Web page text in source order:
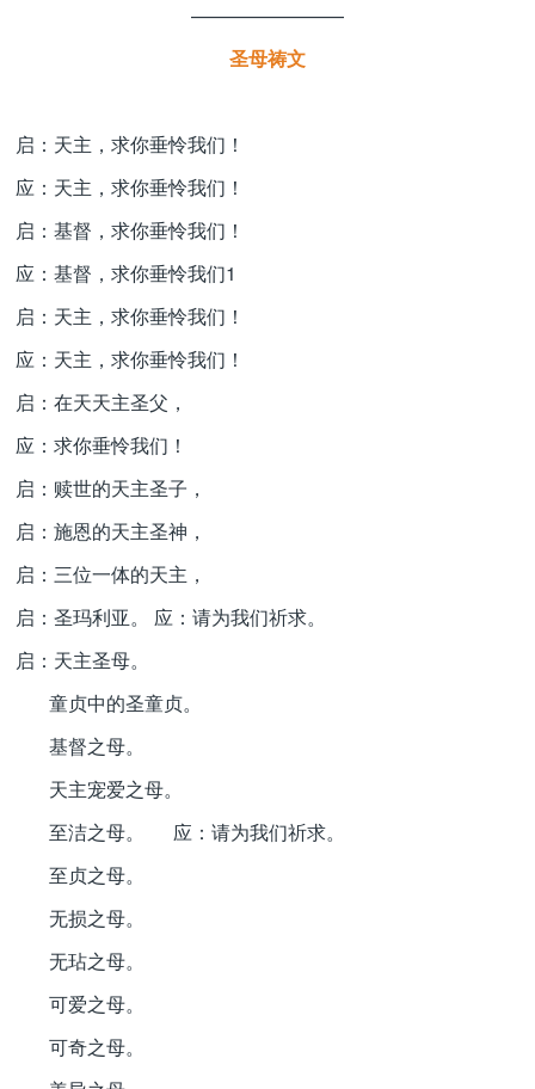
————————
圣母祷文
启：天主，求你垂怜我们！
应：天主，求你垂怜我们！
启：基督，求你垂怜我们！
应：基督，求你垂怜我们1
启：天主，求你垂怜我们！
应：天主，求你垂怜我们！
启：在天天主圣父，
应：求你垂怜我们！
启：赎世的天主圣子，
启：施恩的天主圣神，
启：三位一体的天主，
启：圣玛利亚。 应：请为我们祈求。
启：天主圣母。
童贞中的圣童贞。
基督之母。
天主宠爱之母。
至洁之母。 应：请为我们祈求。
至贞之母。
无损之母。
无玷之母。
可爱之母。
可奇之母。